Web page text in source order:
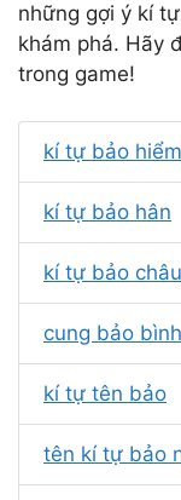
những gợi ý kí
khám phá. Hãy
trong game!
kí tự bảo
kí tự bảo hân
kí tự bảo châu
cung bảo
kí tự tên bảo
tên kí tự bảo